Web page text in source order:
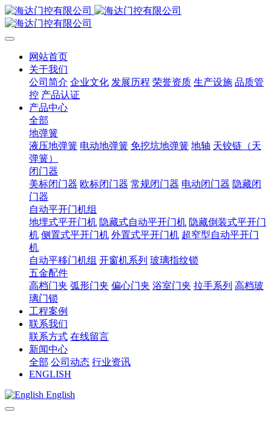
网站首页
关于我们
公司简介 企业文化 发展历程 荣誉资质 生产设施 品质管
控 产品认证
产品中心
全部
地弹簧
液压地弹簧 电动地弹簧 免挖坑地弹簧 地轴 天铰链（天
弹簧）
闭门器
美标闭门器 欧标闭门器 常规闭门器 电动闭门器 隐藏闭
门器
自动平开门机组
地埋式平开门机 隐藏式自动平开门机 隐藏倒装式平开门
机 侧置式平开门机 外置式平开门机 超窄型自动平开门
机
自动平移门机组 开窗机系列 玻璃指纹锁
五金配件
高档门夹 弧形门夹 偏心门夹 浴室门夹 拉手系列 高档玻
璃门锁
工程案例
联系我们
联系方式 在线留言
新闻中心
全部 公司动态 行业资讯
ENGLISH
English